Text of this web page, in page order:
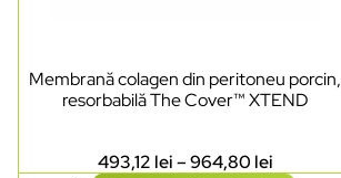
Membrană colagen din peritoneu porcin,
resorbabilă The Cover™ XTEND
493,12 lei–964,80 lei